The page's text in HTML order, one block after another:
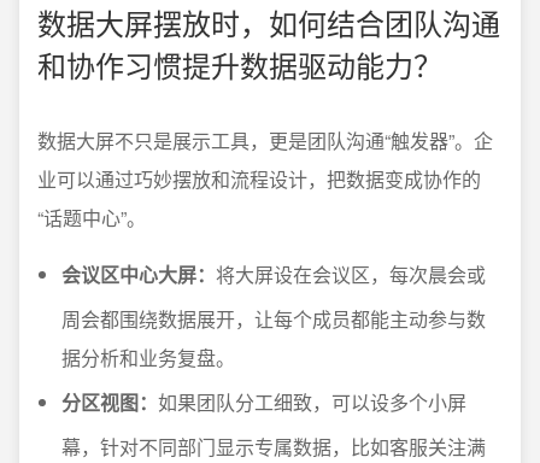
数据大屏摆放时，如何结合团队沟通
和协作习惯提升数据驱动能力？
数据大屏不只是展示工具，更是团队沟通“触发器”。企
业可以通过巧妙摆放和流程设计，把数据变成协作的
“话题中心”。
会议区中心大屏： 将大屏设在会议区，每次晨会或
周会都围绕数据展开，让每个成员都能主动参与数
据分析和业务复盘。
分区视图： 如果团队分工细致，可以设多个小屏
幕，针对不同部门显示专属数据，比如客服关注满